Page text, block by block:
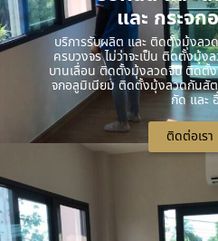
และ กระจก
บริการรับผลิต และ ติดตั้งมุ้งลว
ครบวงจร ไม่ว่าจะเป็น ติดตั้งมุ้
บานเลื่อน ติดตั้งมุ้งลวดจีบ ติดตั้
จกอลูมิเนียม ติดตั้งมุ้งลวดกันสั
กัด และ
ติดต่อเร